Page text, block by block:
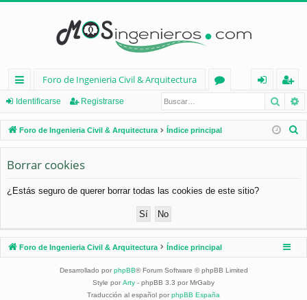
nl
ac
es
rá
pi
os
Foro de Ingenieria Civil & Arquitectura
os
nt
ifi
eg
ist
ra
Identificarse Registrarse
Foro de Ingenieria Civil & Arquitectura Índice principal
Borrar cookies
¿Estás seguro de querer borrar todas las cookies de este sitio?
Foro de Ingenieria Civil & Arquitectura Índice principal
Desarrollado por phpBB® Forum Software © phpBB Limited
Style por Arty - phpBB 3.3 por MrGaby
Traducción al español por phpBB España